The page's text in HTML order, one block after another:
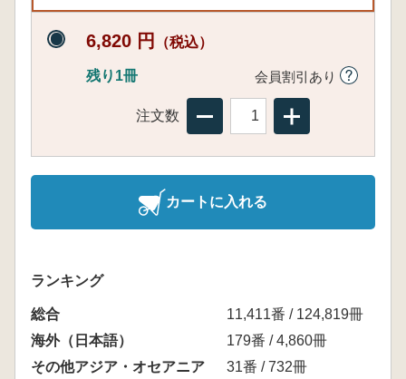
6,820 円 （税込）
残り1冊 会員割引あり
注文数
カートに入れる
ランキング
総合
11,411番 / 124,819冊
海外（日本語）
179番 / 4,860冊
その他アジア・オセアニア
31番 / 732冊